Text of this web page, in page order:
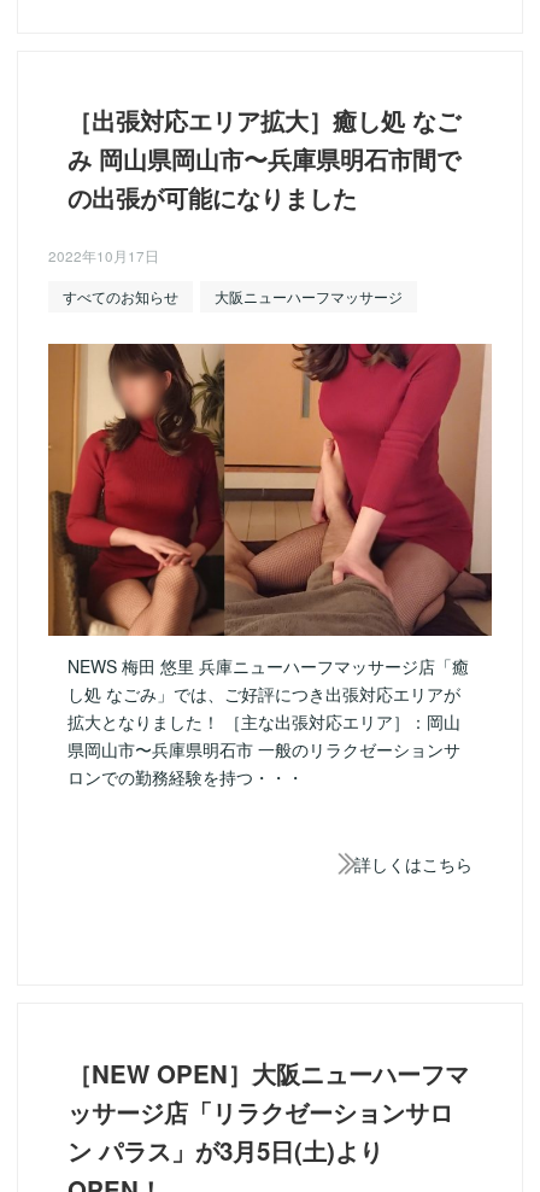
［出張対応エリア拡大］癒し処 なご
み 岡山県岡山市〜兵庫県明石市間で
の出張が可能になりました
2022年10月17日
すべてのお知らせ
大阪ニューハーフマッサージ
NEWS 梅田 悠里 兵庫ニューハーフマッサージ店「癒
し処 なごみ」では、ご好評につき出張対応エリアが
拡大となりました！ ［主な出張対応エリア］：岡山
県岡山市〜兵庫県明石市 一般のリラクゼーションサ
ロンでの勤務経験を持つ・・・
詳しくはこちら
［NEW OPEN］大阪ニューハーフマ
ッサージ店「リラクゼーションサロ
ン パラス」が3月5日(土)より